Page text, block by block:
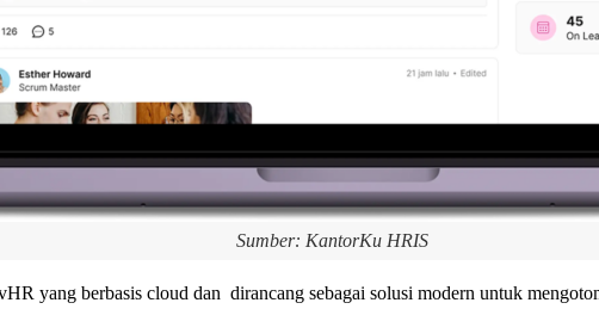
Sumber: KantorKu HRIS
yang berbasis cloud dan dirancang sebagai solusi modern untuk